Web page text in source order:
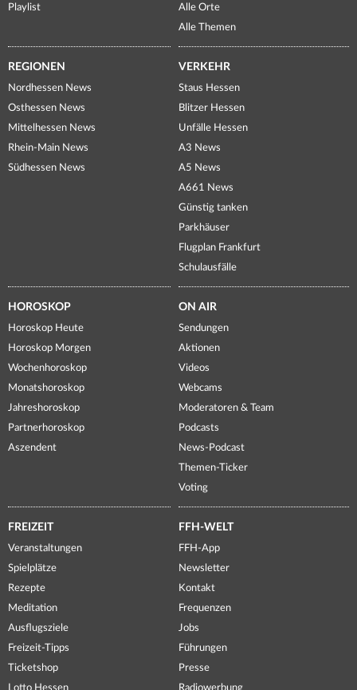
Playlist
Alle Orte
Alle Themen
REGIONEN
Nordhessen News
Osthessen News
Mittelhessen News
Rhein-Main News
Südhessen News
VERKEHR
Staus Hessen
Blitzer Hessen
Unfälle Hessen
A3 News
A5 News
A661 News
Günstig tanken
Parkhäuser
Flugplan Frankfurt
Schulausfälle
HOROSKOP
Horoskop Heute
Horoskop Morgen
Wochenhoroskop
Monatshoroskop
Jahreshoroskop
Partnerhoroskop
Aszendent
ON AIR
Sendungen
Aktionen
Videos
Webcams
Moderatoren & Team
Podcasts
News-Podcast
Themen-Ticker
Voting
FREIZEIT
Veranstaltungen
Spielplätze
Rezepte
Meditation
Ausflugsziele
Freizeit-Tipps
Ticketshop
Lotto Hessen
FFH-WELT
FFH-App
Newsletter
Kontakt
Frequenzen
Jobs
Führungen
Presse
Radiowerbung